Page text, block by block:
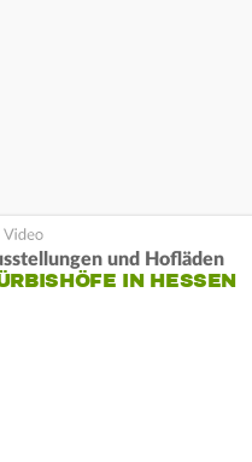
und Hofläden
IN HESSEN